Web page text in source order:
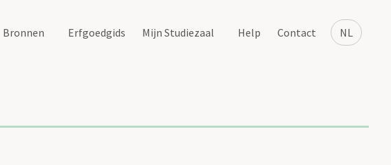
NL
Bronnen Erfgoedgids Mijn Studiezaal Help Contact